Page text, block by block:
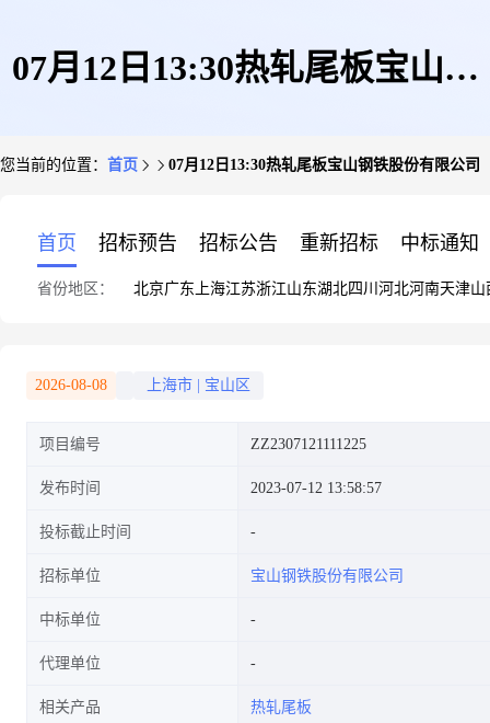
07月12日13:30热轧尾板宝山钢
您当前的位置： 首页 07月12日13:30热轧尾板宝山钢铁股份有限公司
首页 招标预告 招标公告 重新招标 中标通知
省份地区： 北京广东 上海江苏浙江山东湖北四川 河北河南天津山
2026-08-08 上海市 宝山区
项目编号 ZZ2307121111225
发布时间 2023-07-12 13:58:57
投标截止时间
招标单位 宝山钢铁股份有限公司
中标单位
代理单位
相关产品 热轧尾板